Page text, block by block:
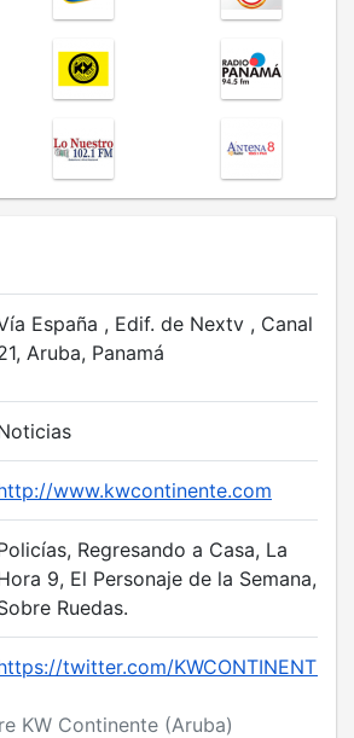
KW Continente (Aruba)
España , Edif. de Nextv , Canal
Aruba, Panamá
www.kwcontinente.com
Regresando a Casa, La
9, El Personaje de la Semana,
Ruedas.
twitter.com/KWCONTINENTE